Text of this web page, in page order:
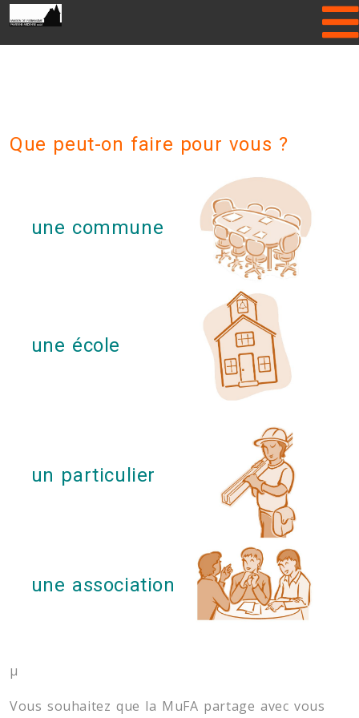
Please enter Gallery folder name or
Que peut-on faire pour vous ?
une commune
une école
un particulier
une association
µ
Vous souhaitez que la MuFA partage avec vous